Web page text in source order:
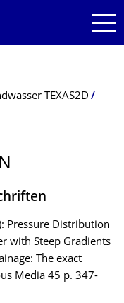
TEXAS2D
Pressure Distribution
with Steep Gradients
The exact
Media 45 p. 347-